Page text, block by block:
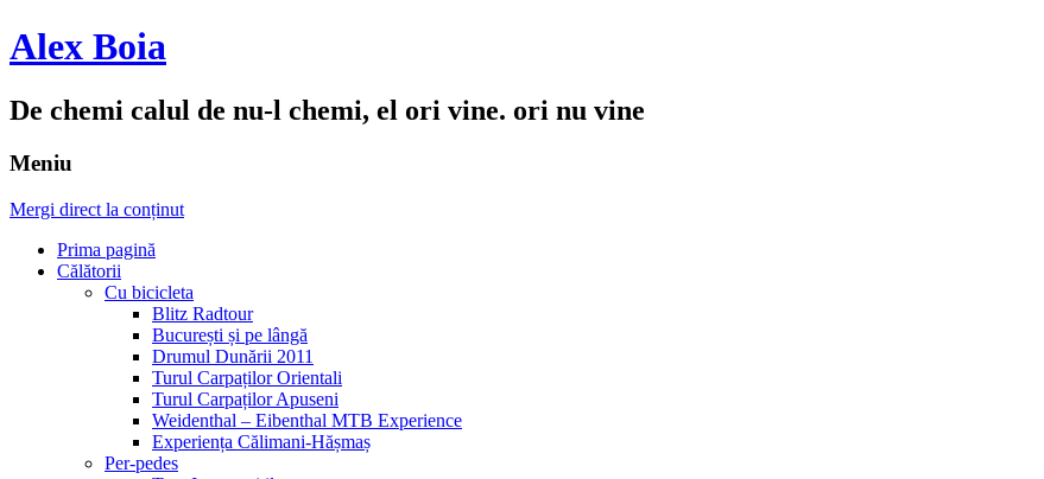
Alex Boia
De chemi calul de nu-l chemi, el ori vine. ori nu vine
Meniu
Mergi direct la conținut
Prima pagină
Călătorii
Cu bicicleta
Blitz Radtour
București și pe lângă
Drumul Dunării 2011
Turul Carpaților Orientali
Turul Carpaților Apuseni
Weidenthal – Eibenthal MTB Experience
Experiența Călimani-Hășmaș
Per-pedes